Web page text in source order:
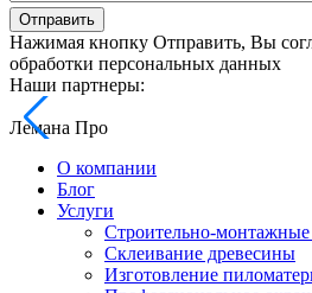
Отправить
Нажимая кнопку Отправить, Вы
обработки персональных данных
Наши партнеры:
Лемана Про
О компании
Блог
Услуги
Строительно-
Склеивание древесины
Изготовление